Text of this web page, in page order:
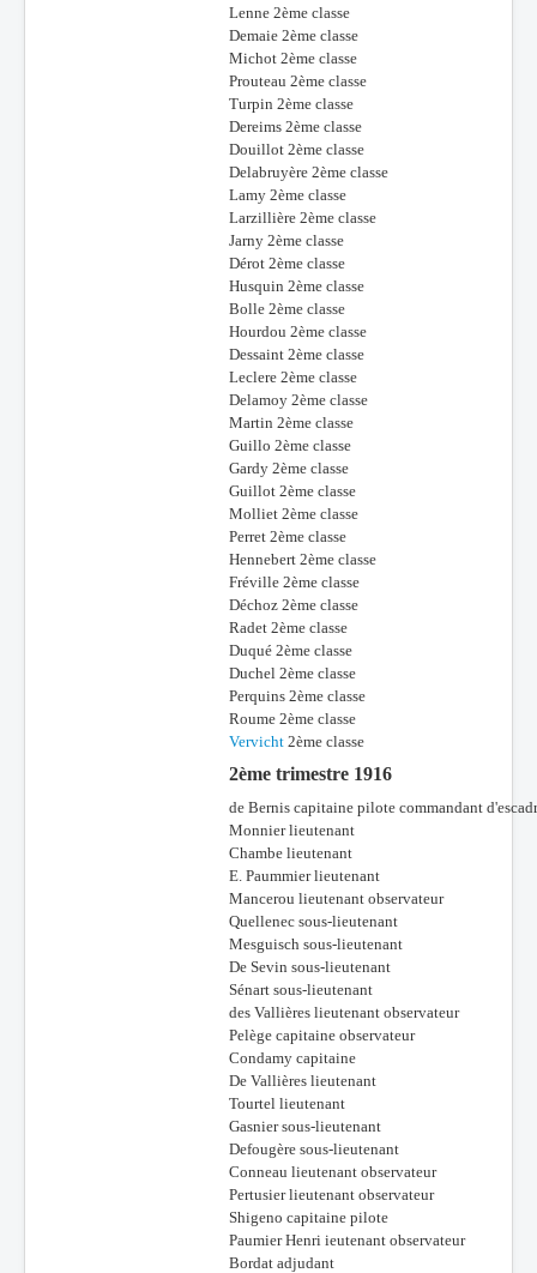
Lenne 2ème classe
Demaie 2ème classe
Michot 2ème classe
Prouteau 2ème classe
Turpin 2ème classe
Dereims 2ème classe
Douillot 2ème classe
Delabruyère 2ème classe
Lamy 2ème classe
Larzillière 2ème classe
Jarny 2ème classe
Dérot 2ème classe
Husquin 2ème classe
Bolle 2ème classe
Hourdou 2ème classe
Dessaint 2ème classe
Leclere 2ème classe
Delamoy 2ème classe
Martin 2ème classe
Guillo 2ème classe
Gardy 2ème classe
Guillot 2ème classe
Molliet 2ème classe
Perret 2ème classe
Hennebert 2ème classe
Fréville 2ème classe
Déchoz 2ème classe
Radet 2ème classe
Duqué 2ème classe
Duchel 2ème classe
Perquins 2ème classe
Roume 2ème classe
Vervicht 2ème classe
2ème trimestre 1916
de Bernis capitaine pilote commandant
Monnier lieutenant
Chambe lieutenant
E. Paummier lieutenant
Mancerou lieutenant observateur
Quellenec sous-lieutenant
Mesguisch sous-lieutenant
De Sevin sous-lieutenant
Sénart sous-lieutenant
des Vallières lieutenant observateur
Pelège capitaine observateur
Condamy capitaine
De Vallières lieutenant
Tourtel lieutenant
Gasnier sous-lieutenant
Defougère sous-lieutenant
Conneau lieutenant observateur
Pertusier lieutenant observateur
Shigeno capitaine pilote
Paumier Henri ieutenant observateur
Bordat adjudant